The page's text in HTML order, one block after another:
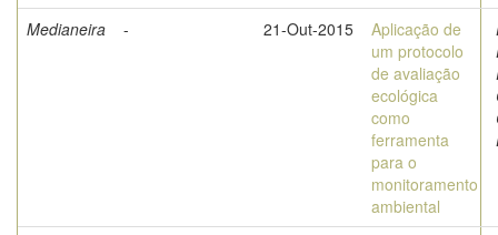
Medianeira - 21-Out-2015
Aplicação de
um protocolo
de avaliação
ecológica
como
ferramenta
para o
monitoramento
ambiental